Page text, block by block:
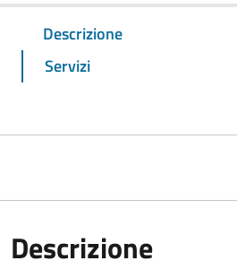
Descrizione
Servizi
Descrizione